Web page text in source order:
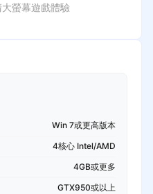
螢幕遊戲體驗
Win 7或更高版本
4核心 Intel/AMD
4GB或更多
GTX950或以上